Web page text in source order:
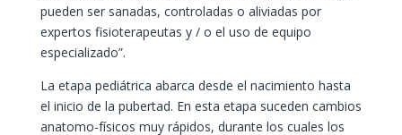
pueden ser sanadas, controladas o aliviadas por
expertos fisioterapeutas y / o el uso de equipo
especializado”.
La etapa pediátrica abarca desde el nacimiento hasta
el inicio de la pubertad. En esta etapa suceden cambios
anatomo-físicos muy rápidos, durante los cuales los